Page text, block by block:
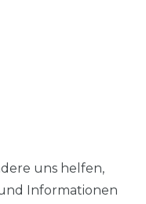
uns helfen,
Informationen